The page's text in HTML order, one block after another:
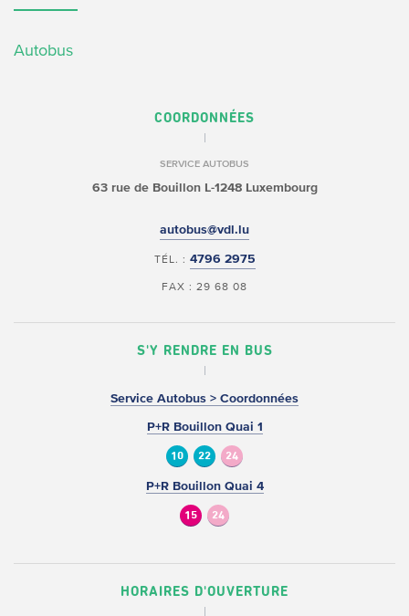
Autobus
COORDONNÉES
SERVICE AUTOBUS
63 rue de BouillonL-1248 Luxembourg
autobus@vdl.lu
TÉL. : 4796 2975
FAX : 29 68 08
S'Y RENDRE EN BUS
Service Autobus > Coordonnées
P+R Bouillon Quai 1
10 22 24
P+R Bouillon Quai 4
15 24
HORAIRES D'OUVERTURE